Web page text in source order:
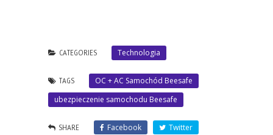
CATEGORIES Technologia
TAGS
OC + AC Samochód Beesafe
ubezpieczenie samochodu Beesafe
SHARE